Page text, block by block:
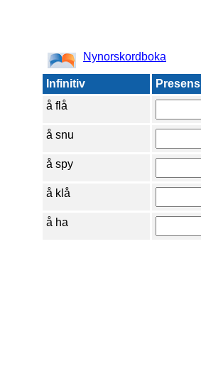
Nynorskordboka
Infinitiv Presens
å flå
å snu
å spy
å klå
å ha